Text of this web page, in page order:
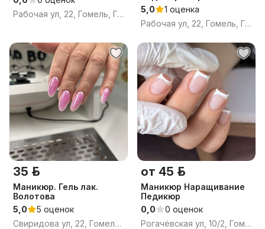
Рабочая ул, 22, Гомель, Гомельская область
лаком
5,0
1 оценка
Рабочая ул, 22, Гомель, Гомельская область
35 р.
Маникюр. Гель лак.
Волотова
5,0
5 оценок
Свиридова ул, 22, Гомель, Гомельская область
от 45 р.
Маникюр Наращивание
Педикюр
0,0
0 оценок
Рогачёвская ул, 10/2, Гомель, Гомельская область